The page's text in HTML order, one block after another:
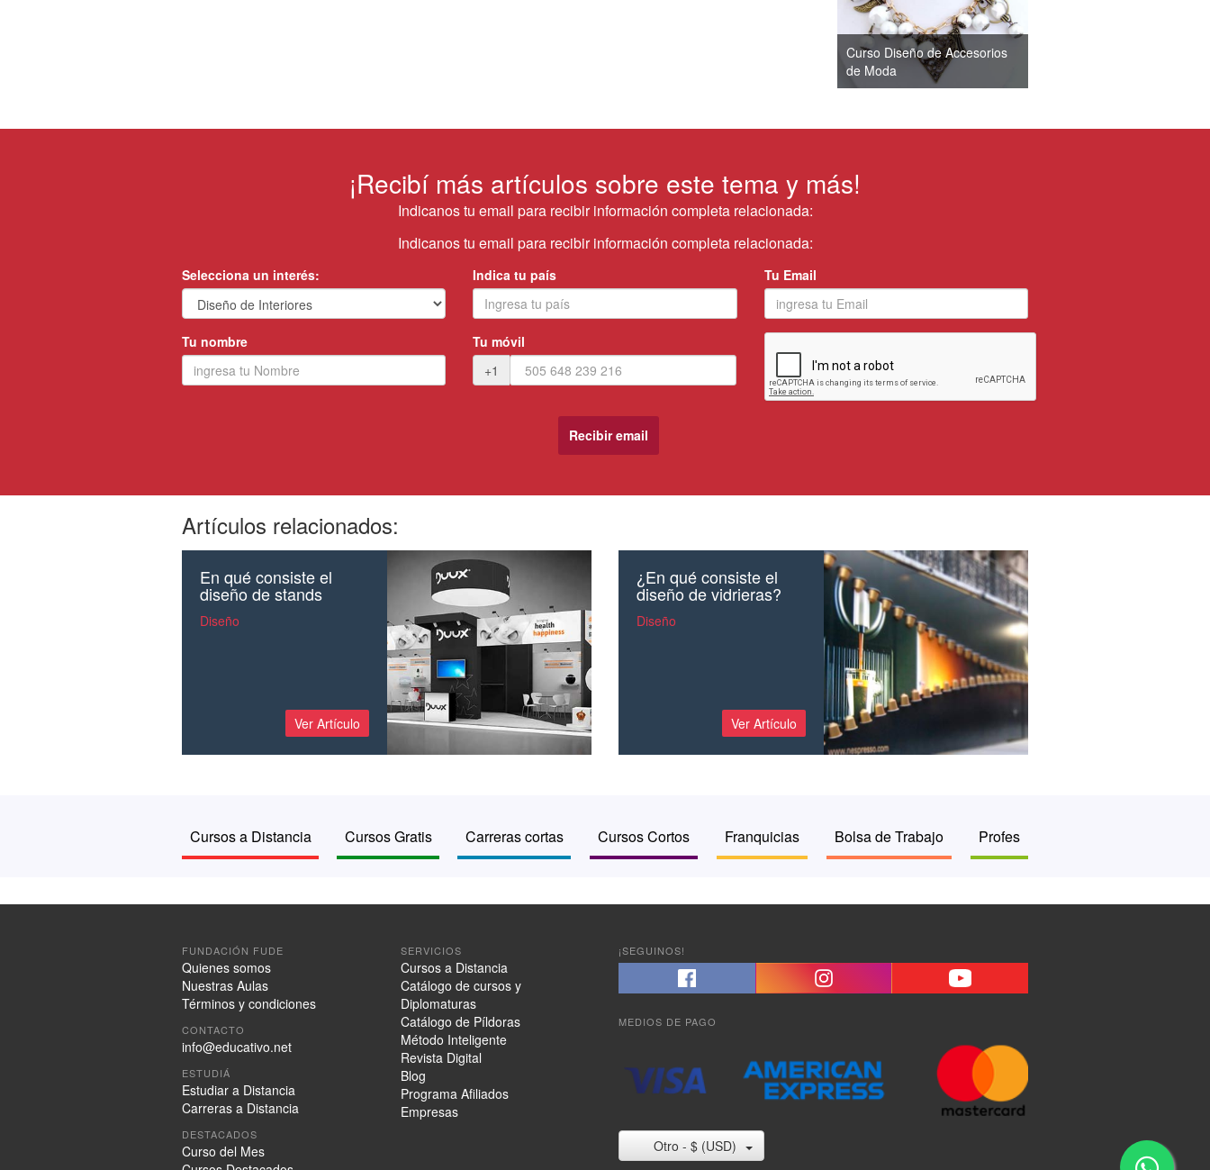
Curso Diseño de Accesorios
de Moda
¡Recibí más artículos sobre este tema y más!
Indicanos tu email para recibir información completa relacionada:
Indicanos tu email para recibir información completa relacionada:
Selecciona un interés: Indica tu país Tu Email
Tu nombre
Tu móvil
+1
Artículos relacionados:
En qué consiste el
diseño de stands
Diseño
Ver Artículo
¿En qué consiste el
diseño de vidrieras?
Diseño
Ver Artículo
Cursos a Distancia Cursos Gratis Carreras cortas Cursos Cortos Franquicias Bolsa de Trabajo Profes
FUNDACIÓN FUDE
Quienes somos
Nuestras Aulas
Términos y condiciones
CONTACTO
info@educativo.net
ESTUDIÁ
Estudiar a Distancia
Carreras a Distancia
DESTACADOS
Curso del Mes
SERVICIOS
Cursos a Distancia
Catálogo de cursos y
Diplomaturas
Catálogo de Píldoras
Método Inteligente
Revista Digital
Blog
Programa Afiliados
Empresas
¡SEGUINOS!
MEDIOS DE PAGO
Otro - $ (USD)